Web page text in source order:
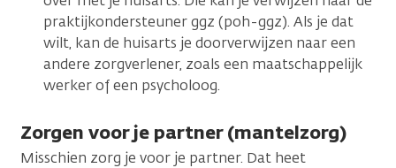
praktijkondersteuner ggz (poh-ggz). Als je dat
wilt, kan de huisarts je doorverwijzen naar een
andere zorgverlener, zoals een maatschappelijk
werker of een psycholoog.
Zorgen voor je partner (mantelzorg)
Misschien zorg je voor je partner. Dat heet